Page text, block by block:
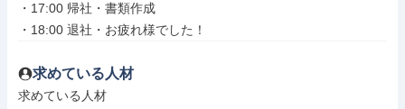
・17:00 帰社・書類作成
・18:00 退社・お疲れ様でした！
求めている人材
求めている人材